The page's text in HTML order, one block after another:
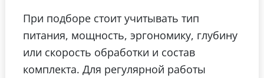
При подборе стоит учитывать тип
питания, мощность, эргономику, глубину
или скорость обработки и состав
комплекта. Для регулярной работы